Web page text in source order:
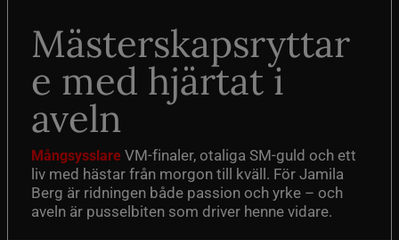
Mästerskapsryttar
e med hjärtat i
aveln
Mångsysslare VM-finaler, otaliga SM-guld och ett
liv med hästar från morgon till kväll. För Jamila
Berg är ridningen både passion och yrke – och
aveln är pusselbiten som driver henne vidare.